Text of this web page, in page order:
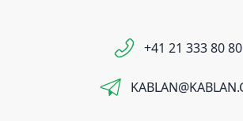
+41 21 333 80 80